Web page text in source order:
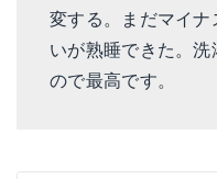
変する。まだマイ
いが熟睡できた。
ので最高です。